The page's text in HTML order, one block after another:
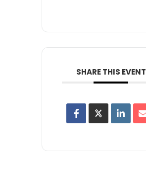
SHARE THIS EVENT